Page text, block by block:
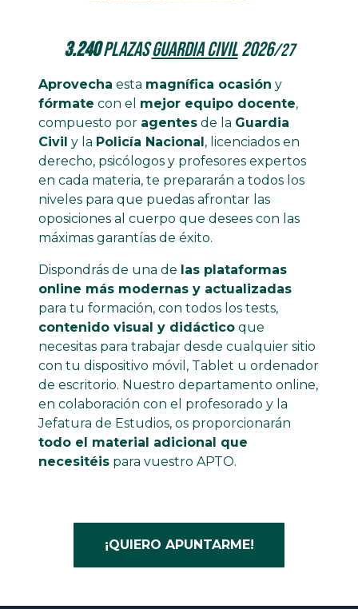
3.240plazasGuardia Civil2026/27
Aprovecha esta magnífica ocasión y
fórmate con el mejor equipo docente,
compuesto por agentes de la Guardia
Civil y la Policía Nacional , licenciados en
derecho, psicólogos y profesores expertos
en cada materia, te prepararán a todos los
niveles para que puedas afrontar las
oposiciones al cuerpo que desees con las
máximas garantías de éxito.
Dispondrás de una de las plataformas
online más modernas y actualizadas
para tu formación, con todos los tests,
contenido visual y didáctico que
necesitas para trabajar desde cualquier sitio
con tu dispositivo móvil, Tablet u ordenador
de escritorio. Nuestro departamento online,
en colaboración con el profesorado y la
Jefatura de Estudios, os proporcionarán
todo el material adicional que
necesitéis para vuestro APTO.
¡QUIERO APUNTARME!